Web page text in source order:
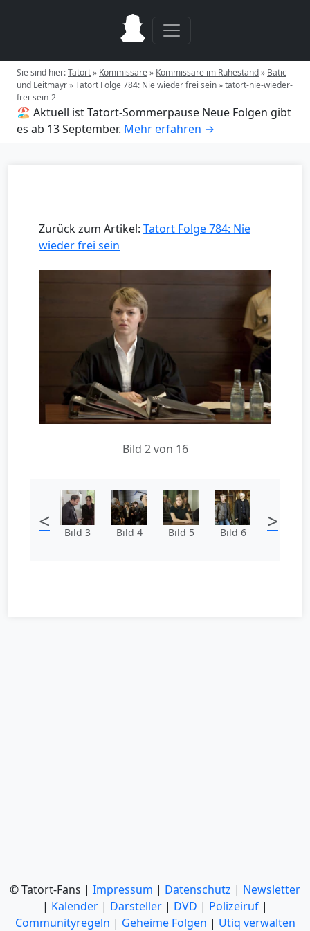
Sie sind hier:Tatort» Kommissare» Kommissare im Ruhestand» Batic
und Leitmayr»Tatort Folge 784: Nie wieder frei sein»tatort-nie-wieder-
frei-sein-2
🏖️ Aktuell ist Tatort-Sommerpause Neue Folgen gibt
es ab 13 September. Mehr erfahren →
Zurück zum Artikel: Tatort Folge 784: Nie
wieder frei sein
Bild 2 von 16
< Bild 3 Bild 4 Bild 5 Bild 6 >
© Tatort-Fans | Impressum | Datenschutz | Newsletter
| Kalender | Darsteller | DVD | Polizeiruf |
Communityregeln | Geheime Folgen | Utiq verwalten